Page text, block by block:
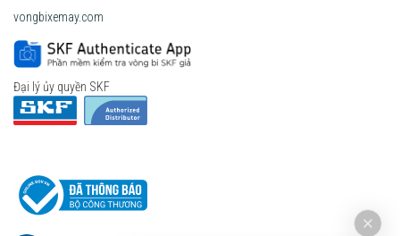
vongbixemay.com
Đại lý ủy quyền SKF